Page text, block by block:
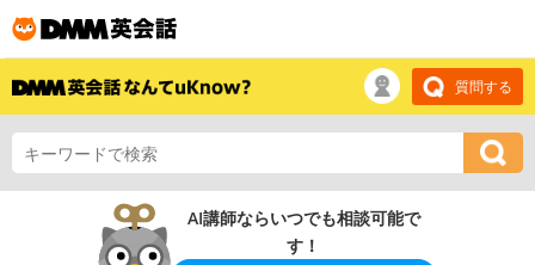
質問する
AI講師ならいつでも相談可能で
す！